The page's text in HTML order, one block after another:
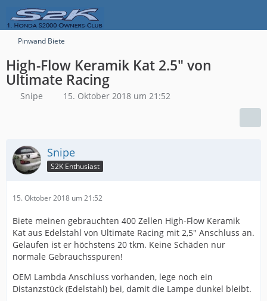
Pinwand Biete
High-Flow Keramik Kat 2.5" von
Ultimate Racing
Snipe 15. Oktober 2018 um 21:52
Snipe
S2K Enthusiast
15. Oktober 2018 um 21:52
Biete meinen gebrauchten 400 Zellen High-Flow Keramik
Kat aus Edelstahl von Ultimate Racing mit 2,5" Anschluss an.
Gelaufen ist er höchstens 20 tkm. Keine Schäden nur
normale Gebrauchsspuren!
OEM Lambda Anschluss vorhanden, lege noch ein
Distanzstück (Edelstahl) bei, damit die Lampe dunkel bleibt.